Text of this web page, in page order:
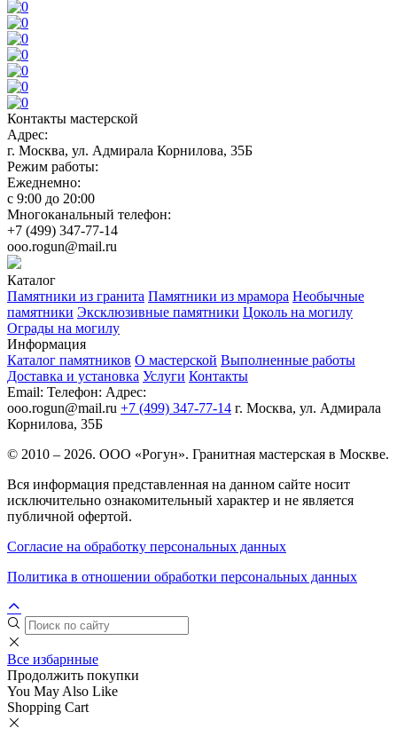
Контакты мастерской
Адрес:
г. Москва, ул. Адмирала Корнилова, 35Б
Режим работы:
Ежеднемно:
с 9:00 до 20:00
Многоканальный телефон:
+7 (499) 347-77-14
ooo.rogun@mail.ru
Каталог
Памятники из гранита Памятники из мрамора Необычные
памятники Эксклюзивные памятники Цоколь на могилу
Ограды на могилу
Информация
Каталог памятников О мастерской Выполненные работы
Доставка и установка Услуги Контакты
Email: Телефон: Адрес:
ooo.rogun@mail.ru +7 (499) 347-77-14 г. Москва, ул. Адмирала
Корнилова, 35Б
© 2010 – 2026. ООО «Рогун». Гранитная мастерская в Москве.
Вся информация представленная на данном сайте носит
исключительно ознакомительный характер и не является
публичной офертой.
Согласие на обработку персональных данных
Политика в отношении обработки персональных данных
Все избарнные
Продолжить покупки
You May Also Like
Shopping Cart